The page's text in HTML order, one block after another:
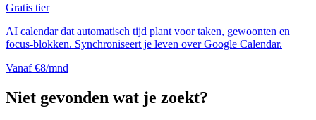
Gratis tier
AI calendar dat automatisch tijd plant voor taken, gewoonten en
focus-blokken. Synchroniseert je leven over Google Calendar.
Vanaf €8/mnd
Niet gevonden wat je zoekt?